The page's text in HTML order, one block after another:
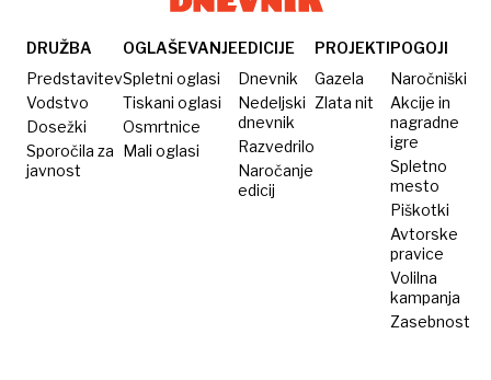
DRUŽBA
Predstavitev
Vodstvo
Dosežki
Sporočila za
javnost
OGLAŠEVANJE
Spletni oglasi
Tiskani oglasi
Osmrtnice
Mali oglasi
EDICIJE
Dnevnik
Nedeljski
dnevnik
Razvedrilo
Naročanje
edicij
PROJEKTI
Gazela
Zlata nit
POGOJI
Naročniški
Akcije in
nagradne
igre
Spletno
mesto
Piškotki
Avtorske
pravice
Volilna
kampanja
Zasebnost